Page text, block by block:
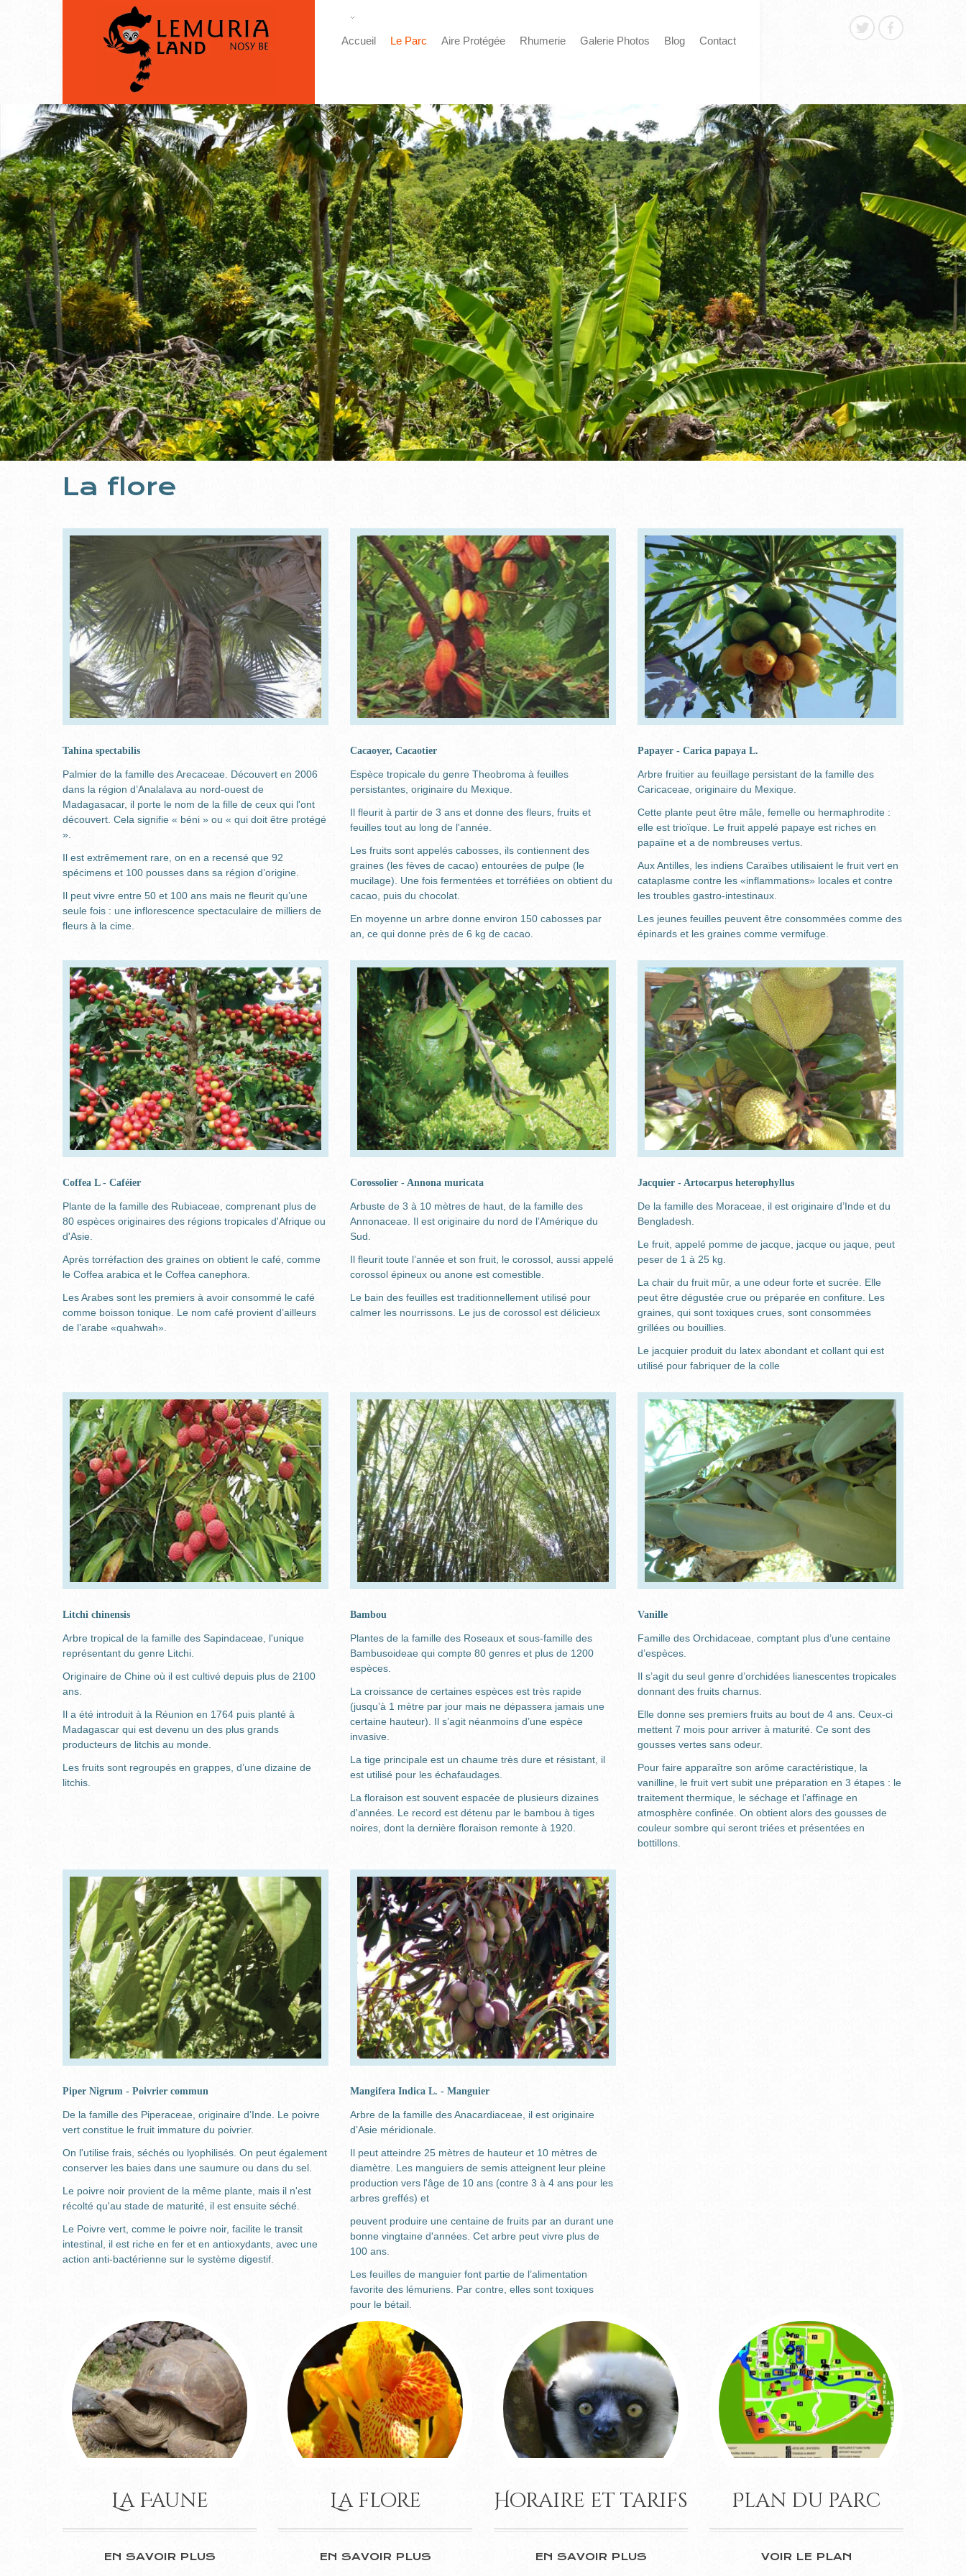
Accueil Le Parc Aire Protégée Rhumerie Galerie Photos Blog Contact
La flore
Tahina spectabilis
Palmier de la famille des Arecaceae. Découvert en 2006
dans la région d’Analalava au nord-ouest de
Madagasacar, il porte le nom de la fille de ceux qui l'ont
découvert. Cela signifie « béni » ou « qui doit être protégé
».
Il est extrêmement rare, on en a recensé que 92
spécimens et 100 pousses dans sa région d’origine.
Il peut vivre entre 50 et 100 ans mais ne fleurit qu’une
seule fois : une inflorescence spectaculaire de milliers de
fleurs à la cime.
Cacaoyer, Cacaotier
Espèce tropicale du genre Theobroma à feuilles
persistantes, originaire du Mexique.
Il fleurit à partir de 3 ans et donne des fleurs, fruits et
feuilles tout au long de l'année.
Les fruits sont appelés cabosses, ils contiennent des
graines (les fèves de cacao) entourées de pulpe (le
mucilage). Une fois fermentées et torréfiées on obtient du
cacao, puis du chocolat.
En moyenne un arbre donne environ 150 cabosses par
an, ce qui donne près de 6 kg de cacao.
Papayer - Carica papaya L.
Arbre fruitier au feuillage persistant de la famille des
Caricaceae, originaire du Mexique.
Cette plante peut être mâle, femelle ou hermaphrodite :
elle est trioïque. Le fruit appelé papaye est riches en
papaïne et a de nombreuses vertus.
Aux Antilles, les indiens Caraïbes utilisaient le fruit vert en
cataplasme contre les «inflammations» locales et contre
les troubles gastro-intestinaux.
Les jeunes feuilles peuvent être consommées comme des
épinards et les graines comme vermifuge.
Coffea L - Caféier
Plante de la famille des Rubiaceae, comprenant plus de
80 espèces originaires des régions tropicales d'Afrique ou
d'Asie.
Après torréfaction des graines on obtient le café, comme
le Coffea arabica et le Coffea canephora.
Les Arabes sont les premiers à avoir consommé le café
comme boisson tonique. Le nom café provient d’ailleurs
de l’arabe «quahwah».
Corossolier - Annona muricata
Arbuste de 3 à 10 mètres de haut, de la famille des
Annonaceae. Il est originaire du nord de l’Amérique du
Sud.
Il fleurit toute l’année et son fruit, le corossol, aussi appelé
corossol épineux ou anone est comestible.
Le bain des feuilles est traditionnellement utilisé pour
calmer les nourrissons. Le jus de corossol est délicieux
Jacquier - Artocarpus heterophyllus
De la famille des Moraceae, il est originaire d’Inde et du
Bengladesh.
Le fruit, appelé pomme de jacque, jacque ou jaque, peut
peser de 1 à 25 kg.
La chair du fruit mûr, a une odeur forte et sucrée. Elle
peut être dégustée crue ou préparée en confiture. Les
graines, qui sont toxiques crues, sont consommées
grillées ou bouillies.
Le jacquier produit du latex abondant et collant qui est
utilisé pour fabriquer de la colle
Litchi chinensis
Arbre tropical de la famille des Sapindaceae, l'unique
représentant du genre Litchi.
Originaire de Chine où il est cultivé depuis plus de 2100
ans.
Il a été introduit à la Réunion en 1764 puis planté à
Madagascar qui est devenu un des plus grands
producteurs de litchis au monde.
Les fruits sont regroupés en grappes, d’une dizaine de
litchis.
Bambou
Plantes de la famille des Roseaux et sous-famille des
Bambusoideae qui compte 80 genres et plus de 1200
espèces.
La croissance de certaines espèces est très rapide
(jusqu’à 1 mètre par jour mais ne dépassera jamais une
certaine hauteur). Il s’agit néanmoins d’une espèce
invasive.
La tige principale est un chaume très dure et résistant, il
est utilisé pour les échafaudages.
La floraison est souvent espacée de plusieurs dizaines
d'années. Le record est détenu par le bambou à tiges
noires, dont la dernière floraison remonte à 1920.
Vanille
Famille des Orchidaceae, comptant plus d’une centaine
d’espèces.
Il s’agit du seul genre d’orchidées lianescentes tropicales
donnant des fruits charnus.
Elle donne ses premiers fruits au bout de 4 ans. Ceux-ci
mettent 7 mois pour arriver à maturité. Ce sont des
gousses vertes sans odeur.
Pour faire apparaître son arôme caractéristique, la
vanilline, le fruit vert subit une préparation en 3 étapes : le
traitement thermique, le séchage et l’affinage en
atmosphère confinée. On obtient alors des gousses de
couleur sombre qui seront triées et présentées en
bottillons.
Piper Nigrum - Poivrier commun
De la famille des Piperaceae, originaire d’Inde. Le poivre
vert constitue le fruit immature du poivrier.
On l'utilise frais, séchés ou lyophilisés. On peut également
conserver les baies dans une saumure ou dans du sel.
Le poivre noir provient de la même plante, mais il n'est
récolté qu'au stade de maturité, il est ensuite séché.
Le Poivre vert, comme le poivre noir, facilite le transit
intestinal, il est riche en fer et en antioxydants, avec une
action anti-bactérienne sur le système digestif.
Mangifera Indica L. - Manguier
Arbre de la famille des Anacardiaceae, il est originaire
d’Asie méridionale.
Il peut atteindre 25 mètres de hauteur et 10 mètres de
diamètre. Les manguiers de semis atteignent leur pleine
production vers l'âge de 10 ans (contre 3 à 4 ans pour les
arbres greffés) et
peuvent produire une centaine de fruits par an durant une
bonne vingtaine d'années. Cet arbre peut vivre plus de
100 ans.
Les feuilles de manguier font partie de l’alimentation
favorite des lémuriens. Par contre, elles sont toxiques
pour le bétail.
La Faune
EN SAVOIR PLUS
La flore
EN SAVOIR PLUS
Horaire et tarifs
EN SAVOIR PLUS
Plan du parc
VOIR LE PLAN